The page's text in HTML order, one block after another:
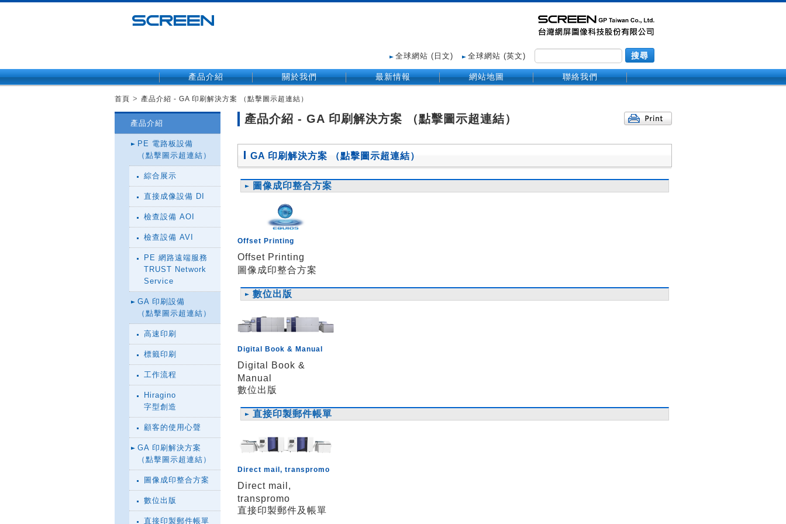
全球網站 (日文) 全球網站 (英文) 搜尋
產品介紹 關於我們 最新情報 網站地圖 聯絡我們
首頁 > 產品介紹 - GA 印刷解決方案 （點擊圖示超連結）
產品介紹
PE 電路板設備
（點擊圖示超連結）
綜合展示
直接成像設備 DI
檢查設備 AOI
檢查設備 AVI
PE 網路遠端服務
TRUST Network
Service
GA 印刷設備
（點擊圖示超連結）
高速印刷
標籤印刷
工作流程
Hiragino
字型創造
顧客的使用心聲
GA 印刷解決方案
（點擊圖示超連結）
圖像成印整合方案
數位出版
直接印製郵件帳單
產品介紹 - GA 印刷解決方案 （點擊圖示超連結）
GA 印刷解決方案 （點擊圖示超連結）
圖像成印整合方案
Offset Printing
Offset Printing
圖像成印整合方案
數位出版
Digital Book & Manual
Digital Book &
Manual
數位出版
直接印製郵件帳單
Direct mail, transpromo
Direct mail,
transpromo
直接印製郵件及帳單